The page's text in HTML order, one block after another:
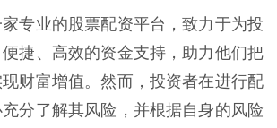
专业的股票配资平台，致力于为投
捷、高效的资金支持，助力他们把
财富增值。然而，投资者在进行配
分了解其风险，并根据自身的风险